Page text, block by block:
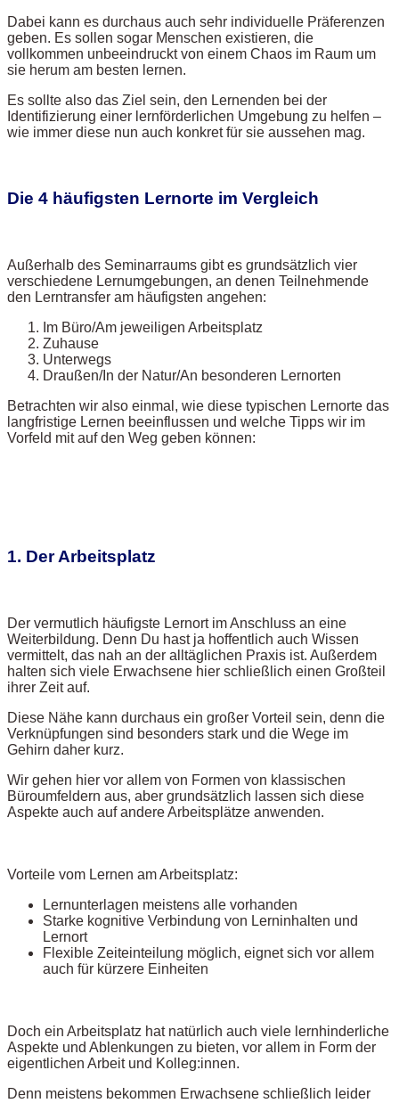
Dabei kann es durchaus auch sehr individuelle Präferenzen
geben. Es sollen sogar Menschen existieren, die
vollkommen unbeeindruckt von einem Chaos im Raum um
sie herum am besten lernen.
Es sollte also das Ziel sein, den Lernenden bei der
Identifizierung einer lernförderlichen Umgebung zu helfen –
wie immer diese nun auch konkret für sie aussehen mag.
Die 4 häufigsten Lernorte im Vergleich
Außerhalb des Seminarraums gibt es grundsätzlich vier
verschiedene Lernumgebungen, an denen Teilnehmende
den Lerntransfer am häufigsten angehen:
Im Büro/Am jeweiligen Arbeitsplatz
Zuhause
Unterwegs
Draußen/In der Natur/An besonderen Lernorten
Betrachten wir also einmal, wie diese typischen Lernorte das
langfristige Lernen beeinflussen und welche Tipps wir im
Vorfeld mit auf den Weg geben können:
1. Der Arbeitsplatz
Der vermutlich häufigste Lernort im Anschluss an eine
Weiterbildung. Denn Du hast ja hoffentlich auch Wissen
vermittelt, das nah an der alltäglichen Praxis ist. Außerdem
halten sich viele Erwachsene hier schließlich einen Großteil
ihrer Zeit auf.
Diese Nähe kann durchaus ein großer Vorteil sein, denn die
Verknüpfungen sind besonders stark und die Wege im
Gehirn daher kurz.
Wir gehen hier vor allem von Formen von klassischen
Büroumfeldern aus, aber grundsätzlich lassen sich diese
Aspekte auch auf andere Arbeitsplätze anwenden.
Vorteile vom Lernen am Arbeitsplatz:
Lernunterlagen meistens alle vorhanden
Starke kognitive Verbindung von Lerninhalten und
Lernort
Flexible Zeiteinteilung möglich, eignet sich vor allem
auch für kürzere Einheiten
Doch ein Arbeitsplatz hat natürlich auch viele lernhinderliche
Aspekte und Ablenkungen zu bieten, vor allem in Form der
eigentlichen Arbeit und Kolleg:innen.
Denn meistens bekommen Erwachsene schließlich leider